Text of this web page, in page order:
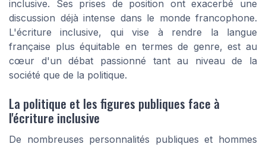
inclusive. Ses prises de position ont exacerbé une
discussion déjà intense dans le monde francophone.
L'écriture inclusive, qui vise à rendre la langue
française plus équitable en termes de genre, est au
cœur d'un débat passionné tant au niveau de la
société que de la politique.
La politique et les figures publiques face à
l'écriture inclusive
De nombreuses personnalités publiques et hommes